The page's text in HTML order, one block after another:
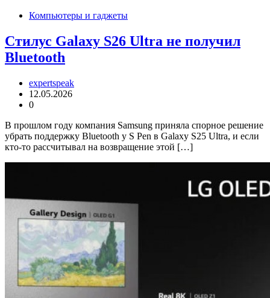
Компьютеры и гаджеты
Стилус Galaxy S26 Ultra не получил
Bluetooth
expertspeak
12.05.2026
0
В прошлом году компания Samsung приняла спорное решение
убрать поддержку Bluetooth у S Pen в Galaxy S25 Ultra, и если
кто-то рассчитывал на возвращение этой […]